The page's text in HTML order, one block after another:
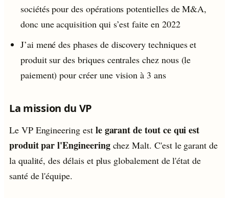
sociétés pour des opérations potentielles de M&A,
donc une acquisition qui s’est faite en 2022
J’ai mené des phases de discovery techniques et
produit sur des briques centrales chez nous (le
paiement) pour créer une vision à 3 ans
La mission du VP
Le VP Engineering est le garant de tout ce qui est
produit par l'Engineeringchez Malt. C'est le garant de
la qualité, des délais et plus globalement de l'état de
santé de l'équipe.